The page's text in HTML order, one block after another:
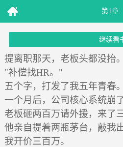
第1章
继续看
提离职那天，老板头都没抬。
"补偿找HR。"
五个字，打发了我五年青春。
一个月后，公司核心系统崩
老板砸两百万请外援，来了
他亲自提着两瓶茅台，敲我
我开价三百万。